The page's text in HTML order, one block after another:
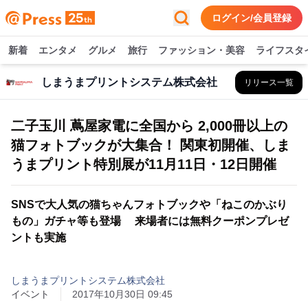
ログイン/会員登録
新着 エンタメ グルメ 旅行 ファッション・美容 ライフスタ
しまうまプリントシステム株式会社 リリース一覧
二子玉川 蔦屋家電に全国から 2,000冊以上の
猫フォトブックが大集合！ 関東初開催、しま
うまプリント特別展が11月11日・12日開催
SNSで大人気の猫ちゃんフォトブックや「ねこのかぶり
もの」ガチャ等も登場 来場者には無料クーポンプレゼ
ントも実施
しまうまプリントシステム株式会社
イベント
2017年10月30日 09:45